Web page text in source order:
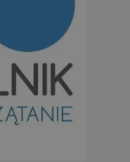
orzesze.com.pl
orzesze.com.pl
orzesze.com.pl